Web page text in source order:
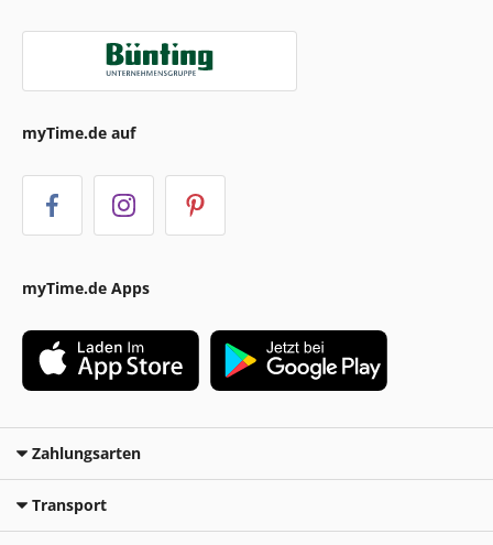
myTime.de auf
myTime.de Apps
Zahlungsarten
Transport